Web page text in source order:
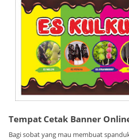
Tempat Cetak Banner
Bagi sobat yang mau membuat